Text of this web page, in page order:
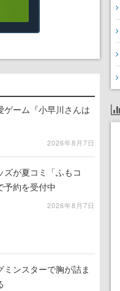
ゲーム『小早川さんは
2026年8月7日
ズが夏コミ「ふもコ
約を受付中
2026年8月7日
ミンスターで胸が詰ま